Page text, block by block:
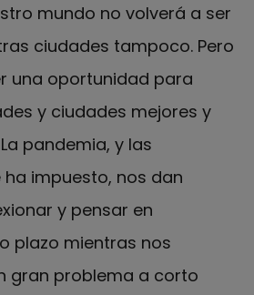
mundo no volverá a ser
ciudades tampoco. Pero
una oportunidad para
y ciudades mejores y
pandemia, y las
impuesto, nos dan
y pensar en
plazo mientras nos
gran problema a corto